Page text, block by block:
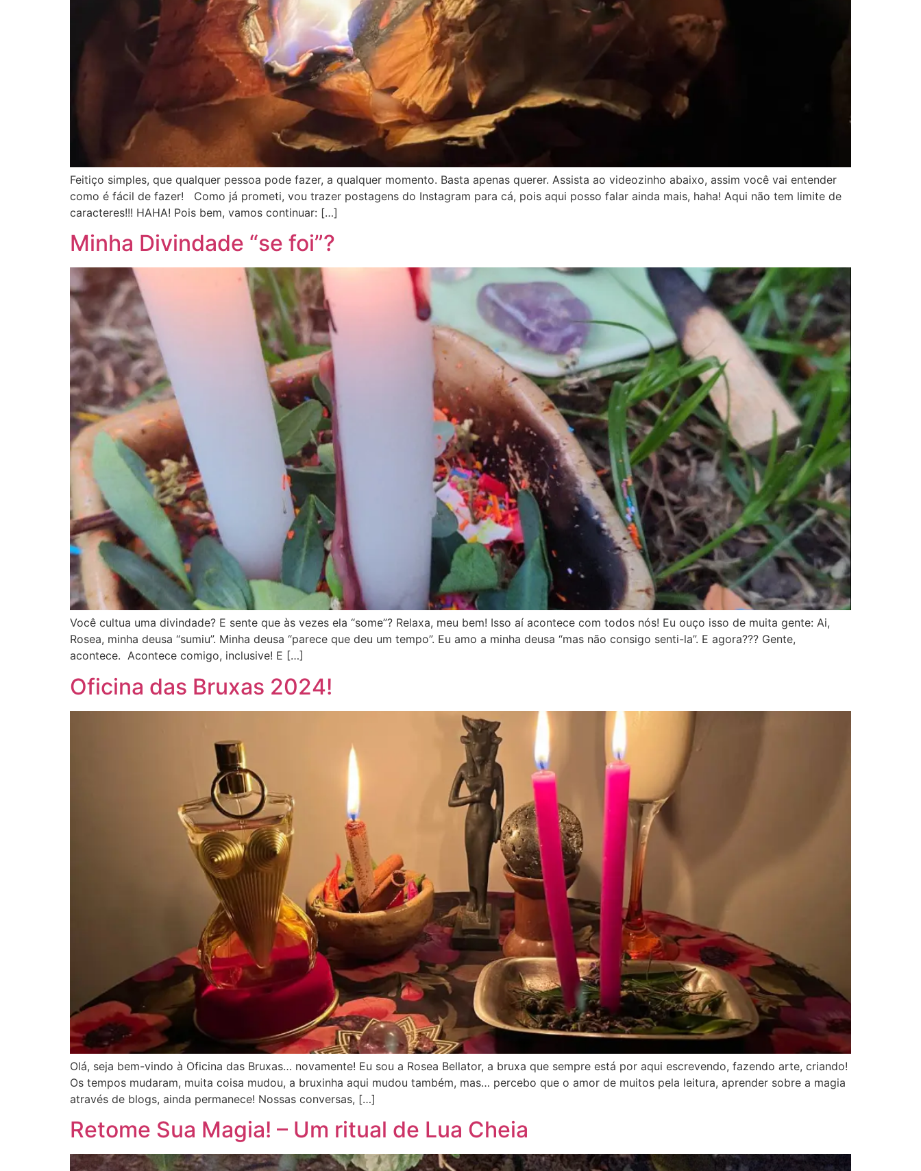
Feitiço simples, que qualquer pessoa pode fazer, a qualquer momento. Basta apenas querer. Assista ao videozinho abaixo, assim você vai entender
como é fácil de fazer! Como já prometi, vou trazer postagens do Instagram para cá, pois aqui posso falar ainda mais, haha! Aqui não tem limite de
caracteres!!! HAHA! Pois bem, vamos continuar: […]
Minha Divindade “se foi”?
Você cultua uma divindade? E sente que às vezes ela “some”? Relaxa, meu bem! Isso aí acontece com todos nós! Eu ouço isso de muita gente: Ai,
Rosea, minha deusa “sumiu”. Minha deusa “parece que deu um tempo”. Eu amo a minha deusa “mas não consigo senti-la”. E agora??? Gente,
acontece. Acontece comigo, inclusive! E […]
Oficina das Bruxas 2024!
Olá, seja bem-vindo à Oficina das Bruxas… novamente! Eu sou a Rosea Bellator, a bruxa que sempre está por aqui escrevendo, fazendo arte, criando!
Os tempos mudaram, muita coisa mudou, a bruxinha aqui mudou também, mas… percebo que o amor de muitos pela leitura, aprender sobre a magia
através de blogs, ainda permanece! Nossas conversas, […]
Retome Sua Magia! – Um ritual de Lua Cheia